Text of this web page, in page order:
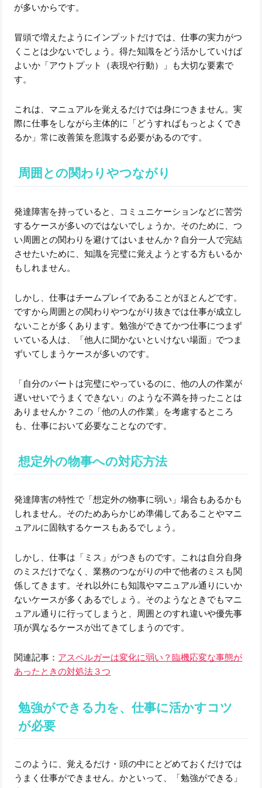
が多いからです。
冒頭で増えたようにインプットだけでは、仕事の実力がつ
くことは少ないでしょう。得た知識をどう活かしていけば
よいか「アウトプット（表現や行動）」も大切な要素で
す。
これは、マニュアルを覚えるだけでは身につきません。実
際に仕事をしながら主体的に「どうすればもっとよくでき
るか」常に改善策を意識する必要があるのです。
周囲との関わりやつながり
発達障害を持っていると、コミュニケーションなどに苦労
するケースが多いのではないでしょうか。そのために、つ
い周囲との関わりを避けてはいませんか？自分一人で完結
させたいために、知識を完璧に覚えようとする方もいるか
もしれません。
しかし、仕事はチームプレイであることがほとんどです。
ですから周囲との関わりやつながり抜きでは仕事が成立し
ないことが多くあります。勉強ができてかつ仕事につまず
いている人は、「他人に聞かないといけない場面」でつま
ずいてしまうケースが多いのです。
「自分のパートは完璧にやっているのに、他の人の作業が
遅いせいでうまくできない」のような不満を持ったことは
ありませんか？この「他の人の作業」を考慮するところ
も、仕事において必要なことなのです。
想定外の物事への対応方法
発達障害の特性で「想定外の物事に弱い」場合もあるかも
しれません。そのためあらかじめ準備してあることやマニ
ュアルに固執するケースもあるでしょう。
しかし、仕事は「ミス」がつきものです。これは自分自身
のミスだけでなく、業務のつながりの中で他者のミスも関
係してきます。それ以外にも知識やマニュアル通りにいか
ないケースが多くあるでしょう。そのようなときでもマニ
ュアル通りに行ってしまうと、周囲とのすれ違いや優先事
項が異なるケースが出てきてしまうのです。
関連記事： アスペルガーは変化に弱い？臨機応変な事態が
あったときの対処法３つ
勉強ができる力を、仕事に活かすコツ
が必要
このように、覚えるだけ・頭の中にとどめておくだけでは
うまく仕事ができません。かといって、「勉強ができる」